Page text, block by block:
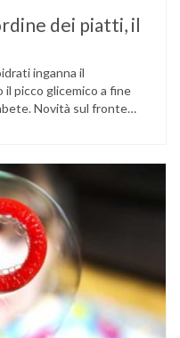
dei piatti, il
inganna il
il picco glicemico a fine
Novità sul fronte
che gli zuccheri …